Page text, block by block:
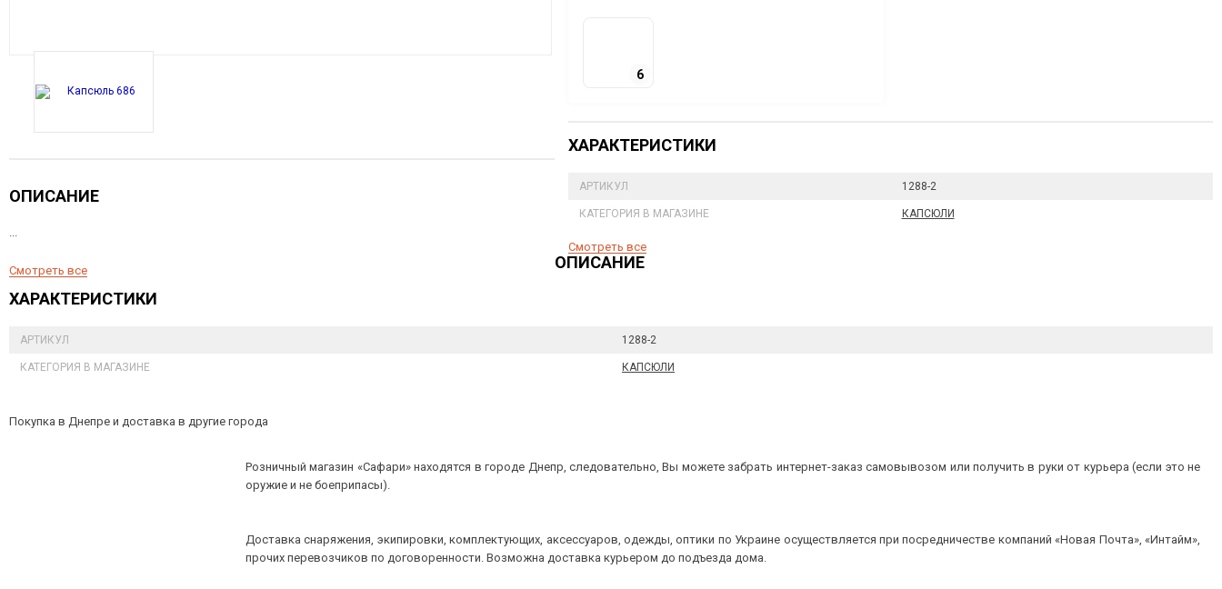
ОПИСАНИЕ
...
Смотреть все
6
ХАРАКТЕРИСТИКИ
АРТИКУЛ 1288-2
КАТЕГОРИЯ В МАГАЗИНЕ КАПСЮЛИ
Смотреть все
ОПИСАНИЕ
ХАРАКТЕРИСТИКИ
АРТИКУЛ 1288-2
КАТЕГОРИЯ В МАГАЗИНЕ КАПСЮЛИ
Покупка в Днепре и доставка в другие города
Розничный магазин «Сафари» находятся в городе Днепр, следовательно, Вы можете забрать интернет-заказ самовывозом или получить в руки от курьера (если это не
оружие и не боеприпасы).
Доставка снаряжения, экипировки, комплектующих, аксессуаров, одежды, оптики по Украине осуществляется при посредничестве компаний «Новая Почта», «Интайм»,
прочих перевозчиков по договоренности. Возможна доставка курьером до подъезда дома.